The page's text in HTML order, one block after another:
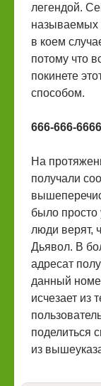
легендой.
называемых
в коем
потому что
покинете
способом.
666-666-
На
получали
было
люди верят,
Дьявол. В
адресат
данный
исчезает из
поделиться
из